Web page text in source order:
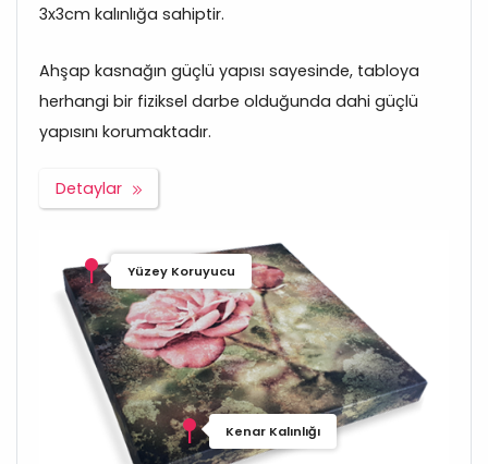
3x3cm kalınlığa sahiptir.
Ahşap kasnağın güçlü yapısı sayesinde, tabloya
herhangi bir fiziksel darbe olduğunda dahi güçlü
yapısını korumaktadır.
Detaylar
Yüzey Koruyucu
Kenar Kalınlığı